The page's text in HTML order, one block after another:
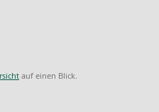
auf einen Blick.